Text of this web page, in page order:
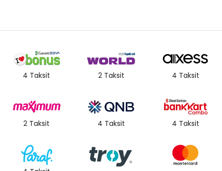
4 Taksit 2 Taksit 4 Taksit
2 Taksit 4 Taksit 4 Taksit